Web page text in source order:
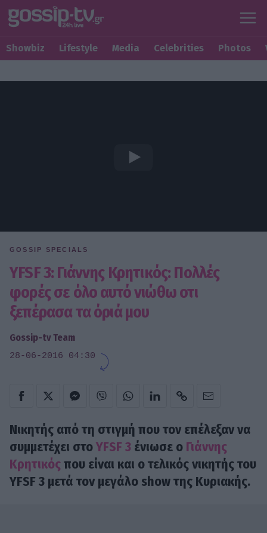
Showbiz Lifestyle Media Celebrities Photos
GOSSIP SPECIALS
YFSF 3: Γιάννης Κρητικός: Πολλές
φορές σε όλο αυτό νιώθω οτι
ξεπέρασα τα όριά μου
Gossip-tv Team
28-06-2016 04:30
Νικητής από τη στιγμή που τον επέλεξαν να
συμμετέχει στοYFSF 3 ένιωσε ο Γιάννης
Κρητικόςπου είναι και ο τελικός νικητής του
YFSF 3 μετά τον μεγάλο show της Κυριακής.